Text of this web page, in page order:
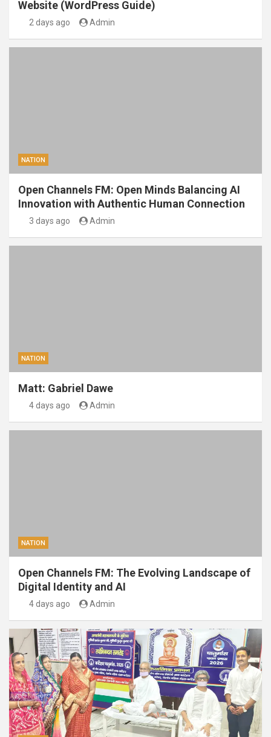
Website (WordPress Guide)
2 days ago Admin
NATION
Open Channels FM: Open Minds Balancing AI
Innovation with Authentic Human Connection
3 days ago Admin
NATION
Matt: Gabriel Dawe
4 days ago Admin
NATION
Open Channels FM: The Evolving Landscape of
Digital Identity and AI
4 days ago Admin